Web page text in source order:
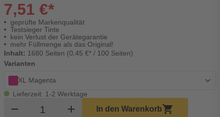
7,51 €*
geprüfte Markenqualität
Testsieger Tinte
kein Verlust der Gerätegarantie
mehr Füllmenge als das Original!
Inhalt: 1680 Seiten (0,45 €* / 100 Seiten)
Varianten
XL Magenta
Lieferzeit: 1-2 Werktage
remove Produkt Warenkorb Menge
add In den Warenkorbshopping_cart